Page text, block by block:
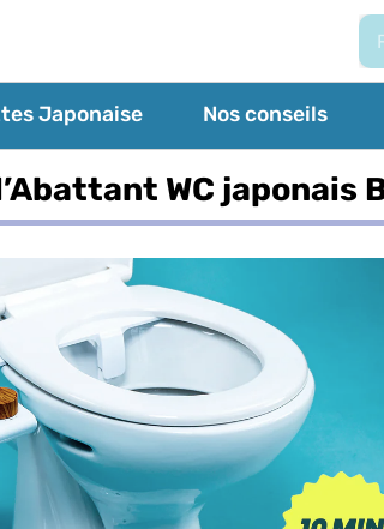
Japonaise Nos conseils
WC japonais